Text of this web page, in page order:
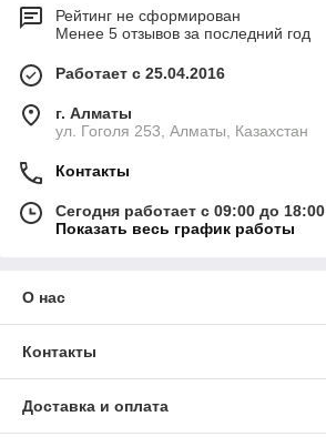
Рейтинг не сформирован
Менее 5 отзывов за последний год
Работает с 25.04.2016
г. Алматы
ул. Гоголя 253, Алматы, Казахстан
Контакты
Сегодня работает с 09:00 до 18:00
Показать весь график работы
О нас
Контакты
Доставка и оплата